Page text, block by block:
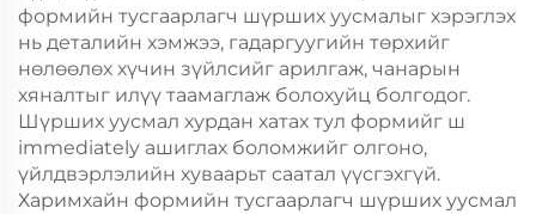
формийн тусгаарлагч шүрших уусмалыг хэрэглэх
нь деталийн хэмжээ, гадаргуугийн төрхийг
нөлөөлөх хүчин зүйлсийг арилгаж, чанарын
хяналтыг илүү таамаглаж болохуйц болгодог.
Шүрших уусмал хурдан хатах тул формийг ш
immediately ашиглах боломжийг олгоно,
үйлдвэрлэлийн хуваарьт саатал үүсгэхгүй.
Харимхайн формийн тусгаарлагч шүрших уусмал